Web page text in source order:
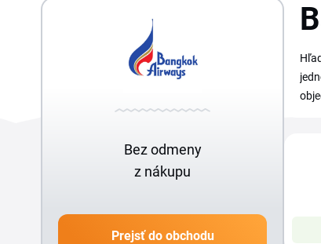
Bez odmeny
z nákupu
Prejsť do obchodu